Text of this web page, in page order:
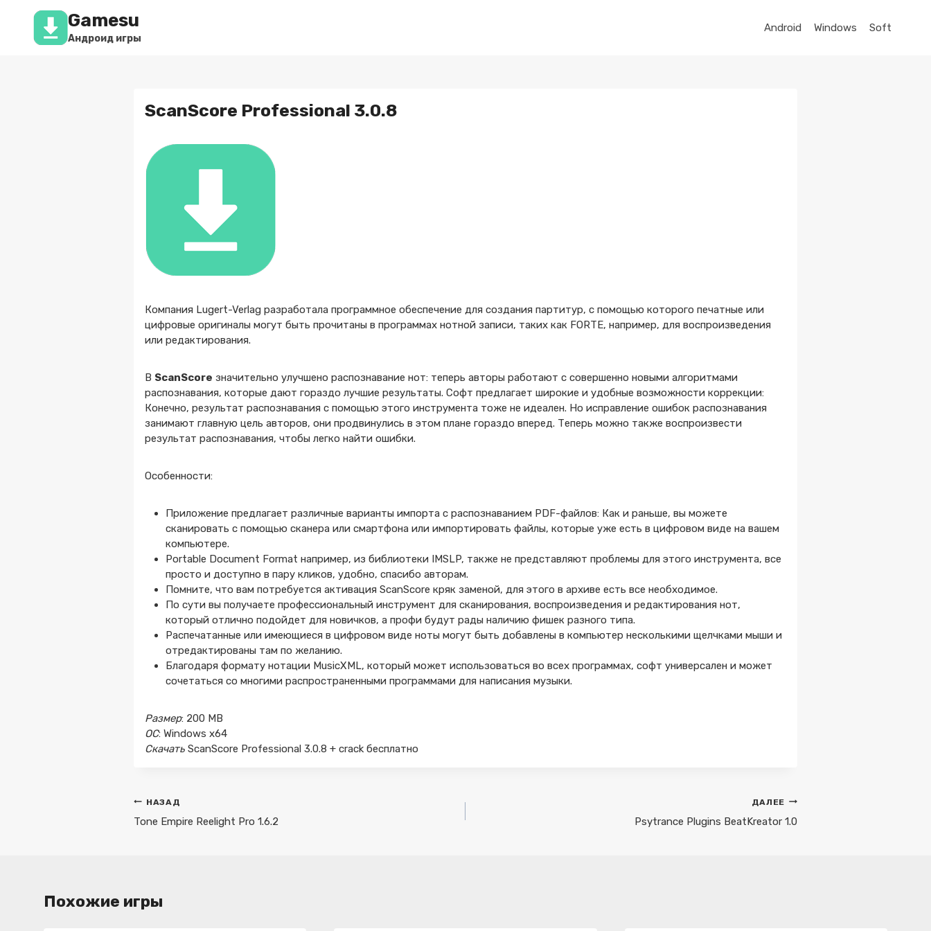
Перейти
содержимому
Gamesu
Андроид игры
Android Windows Soft
ScanScore Professional 3.0.8
Компания Lugert-Verlag разработала программное обеспечение для создания партитур, с помощью которого печатные или
цифровые оригиналы могут быть прочитаны в программах нотной записи, таких как FORTE, например, для воспроизведения
или редактирования.
В ScanScore значительно улучшено распознавание нот: теперь авторы работают с совершенно новыми алгоритмами
распознавания, которые дают гораздо лучшие результаты. Софт предлагает широкие и удобные возможности коррекции:
Конечно, результат распознавания с помощью этого инструмента тоже не идеален. Но исправление ошибок распознавания
занимают главную цель авторов, они продвинулись в этом плане гораздо вперед. Теперь можно также воспроизвести
результат распознавания, чтобы легко найти ошибки.
Особенности:
Приложение предлагает различные варианты импорта с распознаванием PDF-файлов: Как и раньше, вы можете
сканировать с помощью сканера или смартфона или импортировать файлы, которые уже есть в цифровом виде на вашем
компьютере.
Portable Document Format например, из библиотеки IMSLP, также не представляют проблемы для этого инструмента, все
просто и доступно в пару кликов, удобно, спасибо авторам.
Помните, что вам потребуется активация ScanScore кряк заменой, для этого в архиве есть все необходимое.
По сути вы получаете профессиональный инструмент для сканирования, воспроизведения и редактирования нот,
который отлично подойдет для новичков, а профи будут рады наличию фишек разного типа.
Распечатанные или имеющиеся в цифровом виде ноты могут быть добавлены в компьютер несколькими щелчками мыши и
отредактированы там по желанию.
Благодаря формату нотации MusicXML, который может использоваться во всех программах, софт универсален и может
сочетаться со многими распространенными программами для написания музыки.
Размер: 200 MB
ОС: Windows x64
СкачатьScanScore Professional 3.0.8 + crack бесплатно
Навигация
по
НАЗАД
Tone Empire Reelight Pro 1.6.2
ДАЛЕЕ
Psytrance Plugins BeatKreator 1.0
Похожие игры